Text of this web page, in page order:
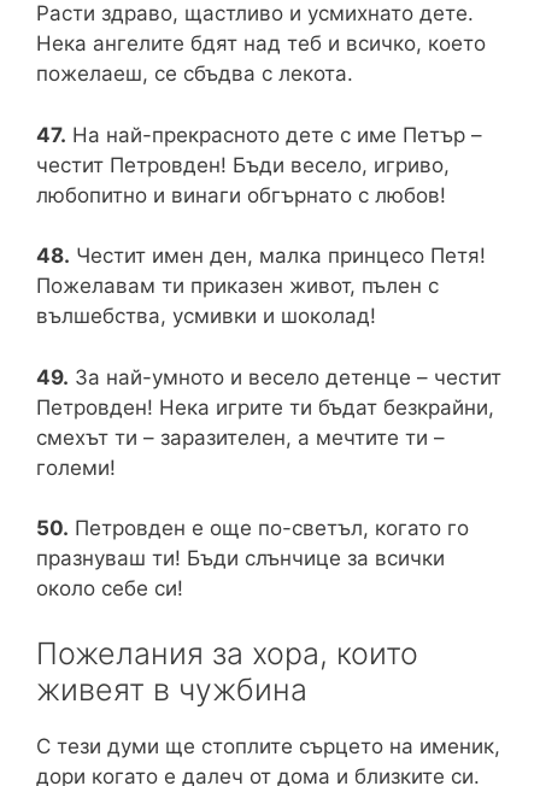
Расти здраво, щастливо и усмихнато дете.
Нека ангелите бдят над теб и всичко, което
пожелаеш, се сбъдва с лекота.
47. На най-прекрасното дете с име Петър –
честит Петровден! Бъди весело, игриво,
любопитно и винаги обгърнато с любов!
48. Честит имен ден, малка принцесо Петя!
Пожелавам ти приказен живот, пълен с
вълшебства, усмивки и шоколад!
49. За най-умното и весело детенце – честит
Петровден! Нека игрите ти бъдат безкрайни,
смехът ти – заразителен, а мечтите ти –
големи!
50. Петровден е още по-светъл, когато го
празнуваш ти! Бъди слънчице за всички
около себе си!
Пожелания за хора, които
живеят в чужбина
С тези думи ще стоплите сърцето на именик,
дори когато е далеч от дома и близките си.